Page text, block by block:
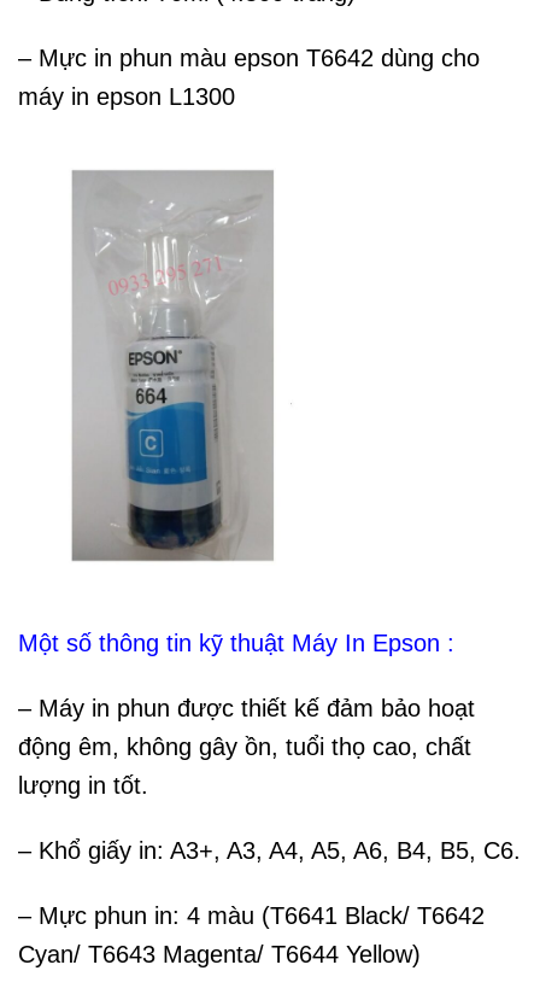
– Mực in phun màu epson T6642 dùng cho
máy in epson L1300
Một số thông tin kỹ thuật Máy In Epson :
– Máy in phun được thiết kế đảm bảo hoạt
động êm, không gây ồn, tuổi thọ cao, chất
lượng in tốt.
– Khổ giấy in: A3+, A3, A4, A5, A6, B4, B5, C6.
– Mực phun in: 4 màu (T6641 Black/ T6642
Cyan/ T6643 Magenta/ T6644 Yellow)